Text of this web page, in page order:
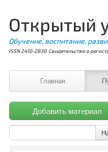
Открытый
Обучение, воспитание,
ISSN 2410-2830. Свидетельство о
Главная
Добавить материал